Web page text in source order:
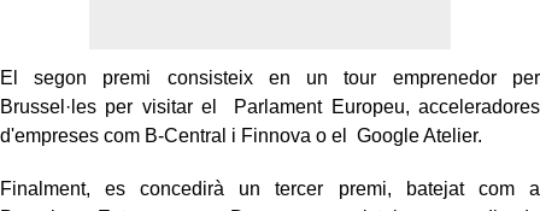
El segon premi consisteix en un tour emprenedor per
Brussel·les per visitar el Parlament Europeu, acceleradores
d'empreses com B-Central i Finnova o el Google Atelier.
Finalment, es concedirà un tercer premi, batejat com a